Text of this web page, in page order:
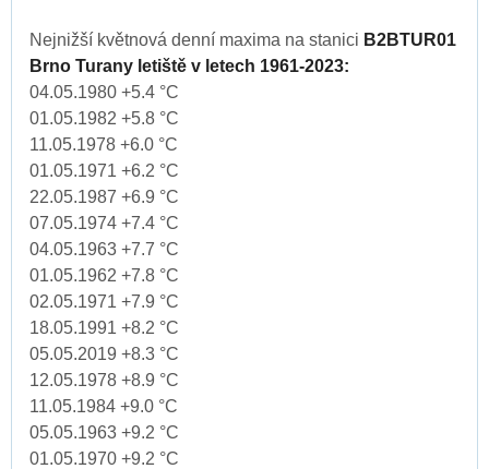
Nejnižší květnová denní maxima na stanici B2BTUR01
Brno Turany letiště v letech 1961-2023:
04.05.1980 +5.4 °C
01.05.1982 +5.8 °C
11.05.1978 +6.0 °C
01.05.1971 +6.2 °C
22.05.1987 +6.9 °C
07.05.1974 +7.4 °C
04.05.1963 +7.7 °C
01.05.1962 +7.8 °C
02.05.1971 +7.9 °C
18.05.1991 +8.2 °C
05.05.2019 +8.3 °C
12.05.1978 +8.9 °C
11.05.1984 +9.0 °C
05.05.1963 +9.2 °C
01.05.1970 +9.2 °C